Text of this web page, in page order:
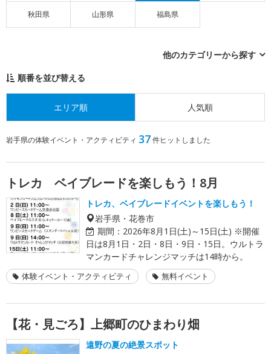
秋田県 山形県 福島県
他のカテゴリーから探す
順番を並び替える
エリア順 人気順
岩手県の体験イベント・アクティビティ 37件ヒットしました
トレカ ベイブレードを楽しもう！8月
トレカ、ベイブレードイベントを楽しもう！
岩手県・花巻市
期間： 2026年8月1日(土)～15日(土) ※開催
日は8月1日・2日・8日・9日・15日。ウルトラ
マンカードチャレンジマッチは14時から。
体験イベント・アクティビティ 無料イベント
【花・見ごろ】上郷町のひまわり畑
遠野の夏の絶景スポット